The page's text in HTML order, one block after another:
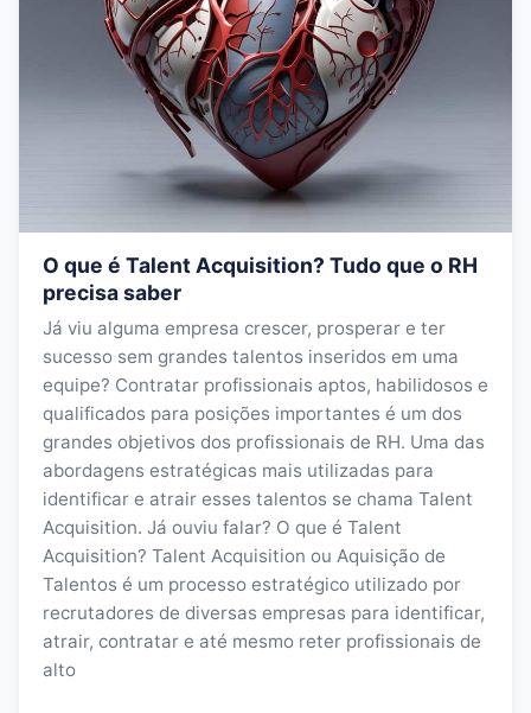
O que é Talent Acquisition? Tudo que o RH
precisa saber
Já viu alguma empresa crescer, prosperar e ter
sucesso sem grandes talentos inseridos em uma
equipe? Contratar profissionais aptos, habilidosos e
qualificados para posições importantes é um dos
grandes objetivos dos profissionais de RH. Uma das
abordagens estratégicas mais utilizadas para
identificar e atrair esses talentos se chama Talent
Acquisition. Já ouviu falar? O que é Talent
Acquisition? Talent Acquisition ou Aquisição de
Talentos é um processo estratégico utilizado por
recrutadores de diversas empresas para identificar,
atrair, contratar e até mesmo reter profissionais de
alto